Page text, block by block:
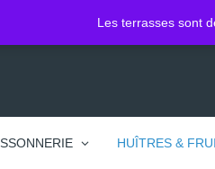
Les terrasses sont
Jean Jacques Rousseau
HUÎTRES &